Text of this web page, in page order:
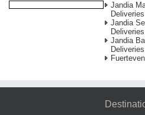
Jandia
Deliveries
Jandia
Deliveries
Jandia
Deliveries